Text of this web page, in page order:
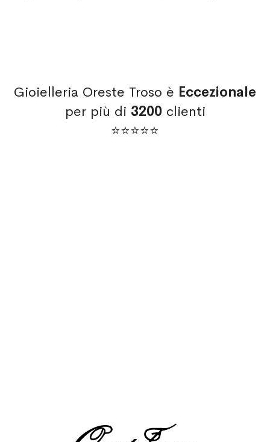
Gioielleria Oreste Troso è Eccezionale
per più di 3200clienti
⭐⭐⭐⭐⭐